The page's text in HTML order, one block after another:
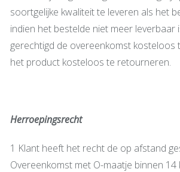
soortgelijke kwaliteit te leveren als het
indien het bestelde niet meer leverbaar
gerechtigd de overeenkomst kosteloos
het product kosteloos te retourneren.
Herroepingsrecht
1 Klant heeft het recht de op afstand
Overeenkomst met O-maatje binnen 14